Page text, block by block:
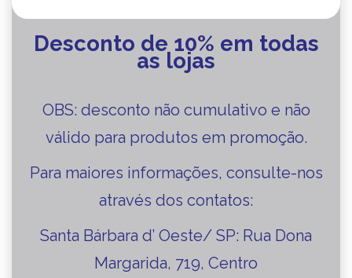
Desconto de 10% em todas
as lojas
OBS: desconto não cumulativo e não
válido para produtos em promoção.
Para maiores informações, consulte-nos
através dos contatos:
Santa Bárbara d’ Oeste/ SP: Rua Dona
Margarida, 719, Centro